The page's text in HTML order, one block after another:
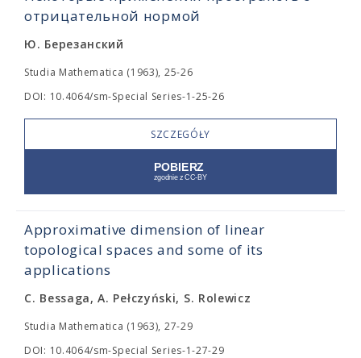
отрицательной нормой
Ю. Березанский
Studia Mathematica (1963), 25-26
DOI: 10.4064/sm-Special Series-1-25-26
SZCZEGÓŁY
Approximative dimension of linear
topological spaces and some of its
applications
C. Bessaga, A. Pełczyński, S. Rolewicz
Studia Mathematica (1963), 27-29
DOI: 10.4064/sm-Special Series-1-27-29